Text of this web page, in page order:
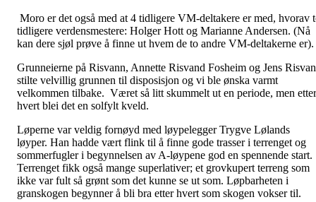
Moro er det også med at 4 tidligere VM-deltakere er med, hvorav
tidligere verdensmestere: Holger Hott og Marianne Andersen. (Nå
kan dere sjøl prøve å finne ut hvem de to andre VM-deltakerne er).
Grunneierne på Risvann, Annette Risvand Fosheim og Jens
stilte velvillig grunnen til disposisjon og vi ble ønska varmt
velkommen tilbake. Været så litt skummelt ut en periode, men etter
hvert blei det en solfylt kveld.
Løperne var veldig fornøyd med løypelegger Trygve Lølands
løyper. Han hadde vært flink til å finne gode trasser i terrenget og
sommerfugler i begynnelsen av A-løypene god en spennende start.
Terrenget fikk også mange superlativer; et grovkupert terreng som
ikke var fult så grønt som det kunne se ut som. Løpbarheten i
granskogen begynner å bli bra etter hvert som skogen vokser til.